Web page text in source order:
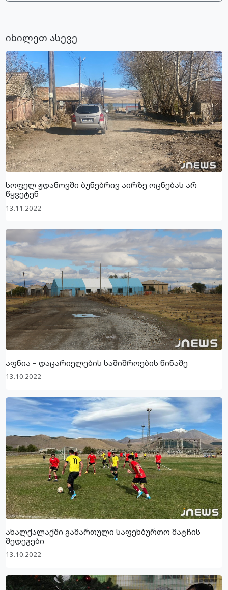
იხილეთ ასევე
სოფელ ჟდანოვში ბუნებრივ აირზე ოცნებას არ
წყვეტენ
13.11.2022
აფნია – დაცარიელების საშიშროების წინაშე
13.10.2022
ახალქალაქში გამართული საფეხბურთო მატჩის
შედეგები
13.10.2022